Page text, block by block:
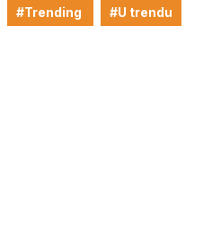
#Trending #U trendu